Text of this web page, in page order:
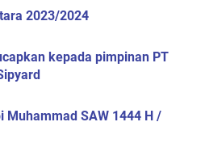
2023/2024
kepada pimpinan PT
Muhammad SAW 1444 H /